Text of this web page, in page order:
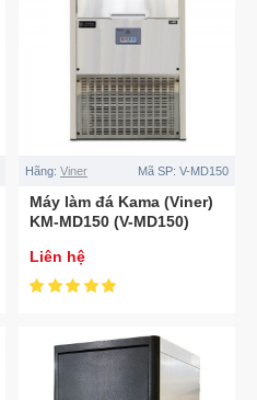
Hãng: Viner Mã SP: V-MD150
Máy làm đá Kama (Viner)
KM-MD150 (V-MD150)
Liên hệ